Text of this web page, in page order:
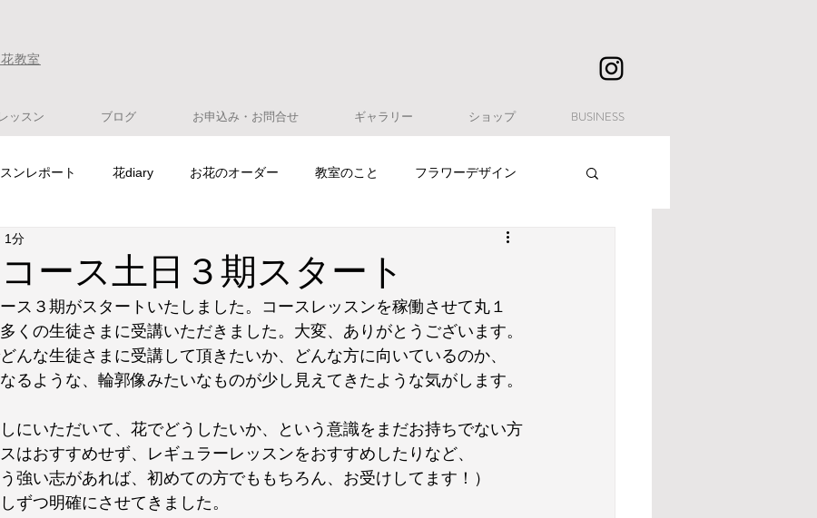
教室
レッスン ブログ お申込み・お問合せ ギャラリー ショップ BUSINESS
ンレポート 花diary お花のオーダー 教室のこと フラワーデザイン
ース土日３期スタート
1分
ス３期がスタートいたしました。コースレッスンを稼働させて丸１
くの生徒さまに受講いただきました。大変、ありがとうございます。
んな生徒さまに受講して頂きたいか、どんな方に向いているのか、
るような、輪郭像みたいなものが少し見えてきたような気がします。
にいただいて、花でどうしたいか、という意識をまだお持ちでない方
はおすすめせず、レギュラーレッスンをおすすめしたりなど、
強い志があれば、初めての方でももちろん、お受けしてます！）
ずつ明確にさせてきました。